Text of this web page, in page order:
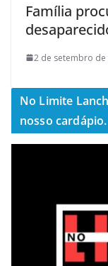
Família
2 de setembro de
No Limite
nosso cardápio.